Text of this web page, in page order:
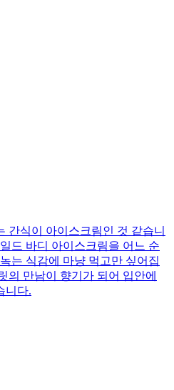
간식이 아이스크림인 것 같습니
드 바디 아이스크림을 어느 순
는 식감에 마냥 먹고만 싶어집
의 만남이 향기가 되어 입안에
니다.